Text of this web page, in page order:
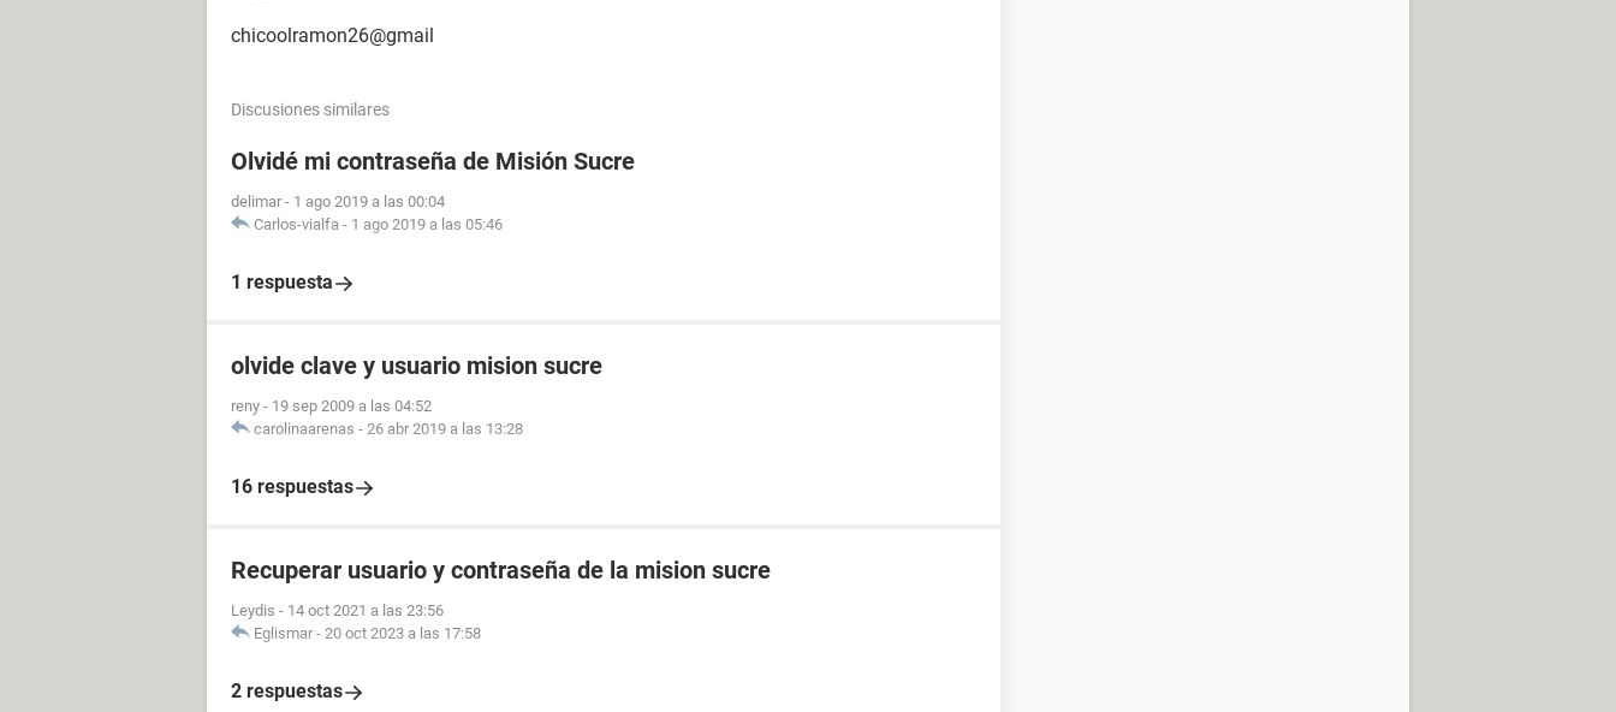
chicoolramon26@gmail
Discusiones similares
Olvidé mi contraseña de Misión Sucre
delimar - 1 ago 2019 a las 00:04
Carlos-vialfa - 1 ago 2019 a las 05:46
1 respuesta
olvide clave y usuario mision sucre
reny - 19 sep 2009 a las 04:52
carolinaarenas - 26 abr 2019 a las 13:28
16 respuestas
Recuperar usuario y contraseña de la mision sucre
Leydis - 14 oct 2021 a las 23:56
Eglismar - 20 oct 2023 a las 17:58
2 respuestas